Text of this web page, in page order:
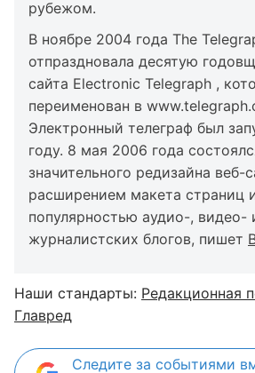
рубежом.
В ноябре 2004 года The
отпраздновала десятую
сайта Electronic Telegraph ,
переименован в
Электронный телеграф был
году. 8 мая 2006 года
значительного редизайна веб-
расширением макета страниц
популярностью аудио-, видео-
журналистских блогов, пишет
Наши стандарты: Редакционная
Главред
Следите за событиями